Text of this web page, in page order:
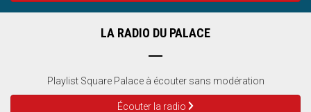
LA RADIO DU PALACE
Playlist Square Palace à écouter sans modération
Écouter la radio